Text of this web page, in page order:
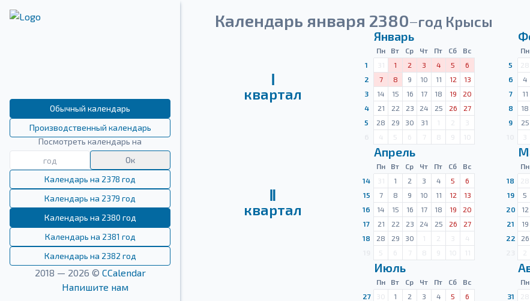
Обычный календарь
Производственный календарь
Посмотреть календарь на
Ок
Календарь на 2378 год
Календарь на 2379 год
Календарь на 2380 год
Календарь на 2381 год
Календарь на 2382 год
2018 — 2026 © CCalendar
Напишите нам
Календарь января 2380—год Крысы
Ⅰ
квартал
Январь
Пн Вт Ср Чт Пт Сб
Вс
1
31 1 2 3 4 5
6
2
7 8 9 10 11 12
13
3
14 15 16 17 18 19
20
4
21 22 23 24 25 26
27
5
28 29 30 31 1 2
3
4 5 6 7 8 9 10
Пн
5
28
6
4
7
11
8
18
9
25
3
Ⅱ
квартал
Апрель
Пн Вт Ср Чт Пт Сб
Вс
14
31 1 2 3 4 5
6
15
7 8 9 10 11 12
13
16
14 15 16 17 18 19
20
17
21 22 23 24 25 26
27
18
28 29 30 1 2 3
4
5 6 7 8 9 10 11
Пн
18
28
19
5
20
12
21
19
22
26
2
Июль
Пн Вт Ср Чт Пт Сб
Вс
27
30 1 2 3 4 5
6
Пн
31
28